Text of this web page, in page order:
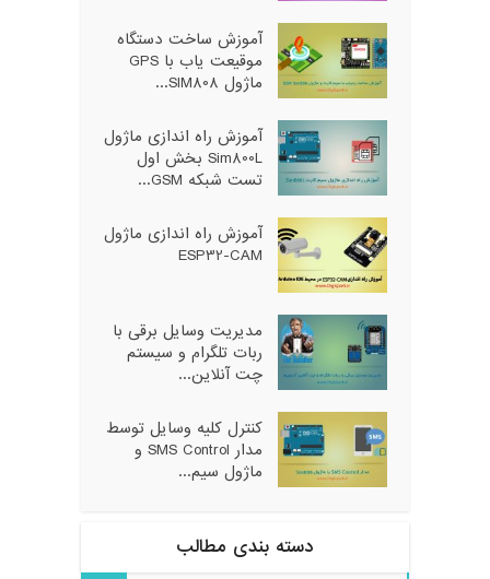
آموزش ساخت دستگاه
موقیعت یاب با GPS
ماژول SIM808...
آموزش راه اندازی ماژول
Sim800L بخش اول
تست شبکه GSM...
آموزش راه اندازی ماژول
ESP32-CAM
مدیریت وسایل برقی با
ربات تلگرام و سیستم
چت آنلاین...
کنترل کلیه وسایل توسط
مدار SMS Control و
ماژول سیم...
دسته بندی مطالب